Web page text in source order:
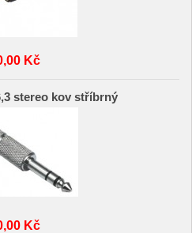
Kč
stereo kov stříbrný
Kč